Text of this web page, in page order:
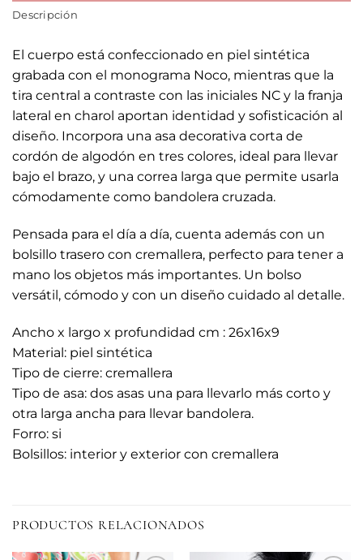
Descripción
El cuerpo está confeccionado en piel sintética
grabada con el monograma Noco, mientras que la
tira central a contraste con las iniciales NC y la franja
lateral en charol aportan identidad y sofisticación al
diseño. Incorpora una asa decorativa corta de
cordón de algodón en tres colores, ideal para llevar
bajo el brazo, y una correa larga que permite usarla
cómodamente como bandolera cruzada.
Pensada para el día a día, cuenta además con un
bolsillo trasero con cremallera, perfecto para tener a
mano los objetos más importantes. Un bolso
versátil, cómodo y con un diseño cuidado al detalle.
Ancho x largo x profundidad cm : 26x16x9
Material: piel sintética
Tipo de cierre: cremallera
Tipo de asa: dos asas una para llevarlo más corto y
otra larga ancha para llevar bandolera.
Forro: si
Bolsillos: interior y exterior con cremallera
PRODUCTOS RELACIONADOS